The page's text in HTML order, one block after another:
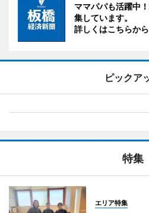
ママパパも活躍中
集しています。
詳しくはこちらから
ピックア
特集
エリア特集